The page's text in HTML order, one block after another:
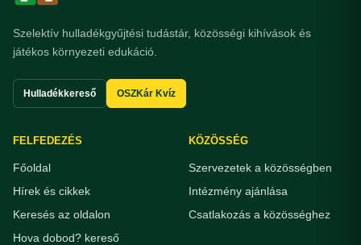
Szelektív hulladékgyűjtési tudástár, közösségi kihívások és
játékos környezeti edukáció.
Hulladékkereső OSZKár Kvíz
FELFEDEZÉS
Főoldal
Hírek és cikkek
Keresés az oldalon
Hova dobod? kereső
KÖZÖSSÉG
Szervezetek a közösségben
Intézmény ajánlása
Csatlakozás a közösséghez